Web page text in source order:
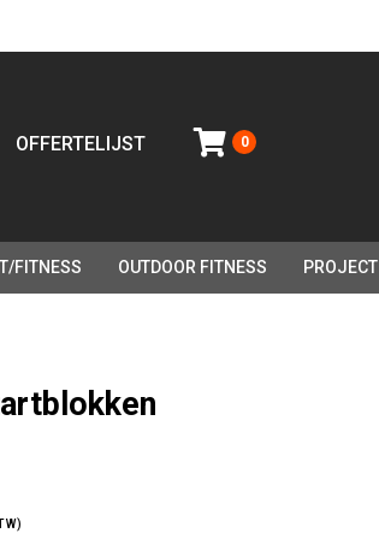
OFFERTELIJST 0
FITNESS OUTDOOR FITNESS